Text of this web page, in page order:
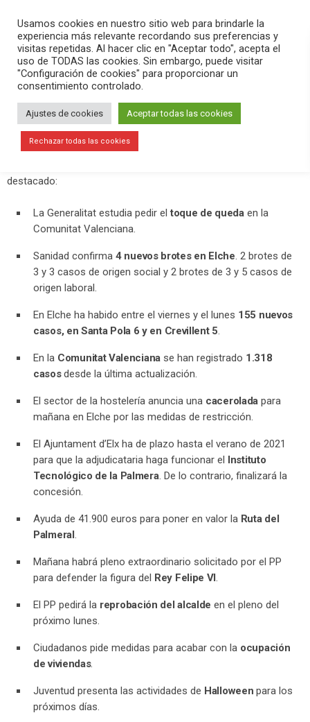
search menu pause PLAY
octubre 20, 2020
Sanidad confirma 4 nuevos brotes en
Elche y 155 casos de coronavirus
entre el viernes y el lunes
destacado:
La Generalitat estudia pedir eltoque de quedaen la
Comunitat Valenciana.
Sanidad confirma 4 nuevos brotes en Elche . 2 brotes de
3 y 3 casos de origen social y 2 brotes de 3 y 5 casos de
origen laboral.
En Elche ha habido entre el viernes y el lunes 155 nuevos
casos, en Santa Pola 6 y en Crevillent 5
En la Comunitat Valenciana se han registrado 1.318
casosdesde la última actualización.
El sector de la hostelería anuncia una cacerolada para
mañana en Elche por las medidas de restricción.
El Ajuntament d’Elx ha de plazo hasta el verano de 2021
para que la adjudicataria haga funcionar el Instituto
Tecnológico de la Palmera. De lo contrario, finalizará la
concesión.
Ayuda de 41.900 euros para poner en valor la Ruta del
Palmeral
Mañana habrá pleno extraordinario solicitado por el PP
para defender la figura del Rey Felipe VI
El PP pedirá la reprobación del alcalde en el pleno del
próximo lunes.
Ciudadanos pide medidas para acabar con la ocupación
de viviendas.
Juventud presenta las actividades de Halloween para los
próximos días.
Usamos cookies en nuestro sitio web para brindarle la
experiencia más relevante recordando sus preferencias y
visitas repetidas. Al hacer clic en "Aceptar todo", acepta el
uso de TODAS las cookies. Sin embargo, puede visitar
"Configuración de cookies" para proporcionar un
consentimiento controlado.
Ajustes de cookies Aceptar todas las cookies
Rechazar todas las cookies